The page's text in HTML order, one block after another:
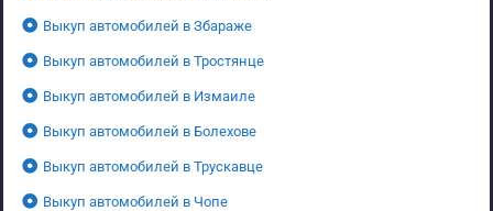
Выкуп автомобилей в Збараже
Выкуп автомобилей в Тростянце
Выкуп автомобилей в Измаиле
Выкуп автомобилей в Болехове
Выкуп автомобилей в Трускавце
Выкуп автомобилей в Чопе